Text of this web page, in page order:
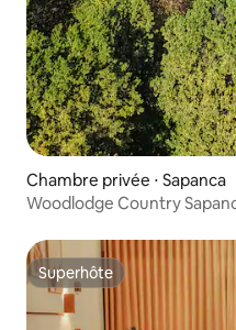
Chambre privée ⋅ Sapanca
Woodlodge Country
Superhôte
Superhôte